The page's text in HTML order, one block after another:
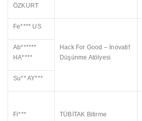
ÖZKURT
Fe**** US
Hack For Good – İnovatif
Düşünme Atölyesi
Ab******
HA****
Su** AY***
Fi***
TÜBİTAK Bitirme